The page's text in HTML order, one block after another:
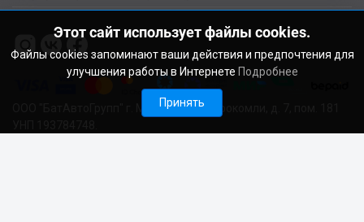
ООО "БатАвтоГрупп" г. Минск, ул. В. Сырокомли, д. 7, пом. 181
Этот сайт использует файлы cookies.
Файлы cookies запоминают ваши действия и предпочтения для
улучшения работы в Интернете Подробнее
Принять